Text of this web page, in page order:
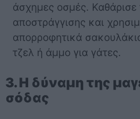
άσχημες οσμές. Καθάρισε
αποστράγγισης και
απορροφητικά
τζελ ή άμμο για γάτες.
3. Η δύναμη της
σόδας